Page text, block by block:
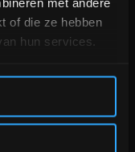
of die ze hebben
hun services.
korting